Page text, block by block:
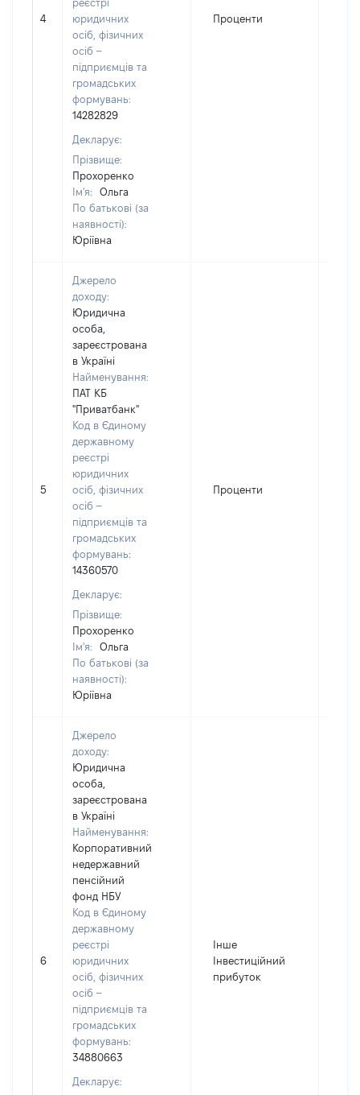
4
реєстрі
юридичних
осіб, фізичних
осіб –
підприємців та
громадських
формувань:
14282829
Декларує:
Прізвище:
Прохоренко
Ім'я:
Ольга
По батькові (за
наявності):
Юріївна
Проценти
5
Джерело
доходу:
Юридична
особа,
зареєстрована
в Україні
Найменування:
ПАТ КБ
"Приватбанк"
Код в Єдиному
державному
реєстрі
юридичних
осіб, фізичних
осіб –
підприємців та
громадських
формувань:
14360570
Декларує:
Прізвище:
Прохоренко
Ім'я:
Ольга
По батькові (за
наявності):
Юріївна
Проценти
6
Джерело
доходу:
Юридична
особа,
зареєстрована
в Україні
Найменування:
Корпоративний
недержавний
пенсійний
фонд НБУ
Код в Єдиному
державному
реєстрі
юридичних
осіб, фізичних
осіб –
підприємців та
громадських
формувань:
34880663
Декларує:
Інше
Інвестиційний
прибуток